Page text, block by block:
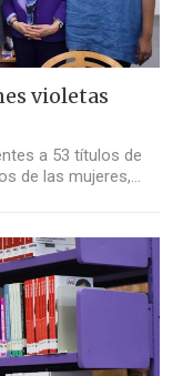
violetas
a 53 títulos de
de las mujeres,…